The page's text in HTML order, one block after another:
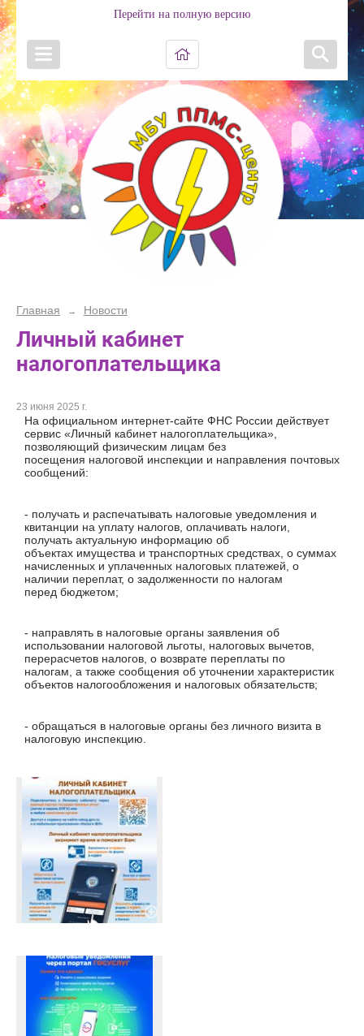
Перейти на полную версию
Главная → Новости
Личный кабинет
налогоплательщика
23 июня 2025 г.
На официальном интернет-сайте ФНС России действует
сервис «Личный кабинет налогоплательщика»,
позволяющий физическим лицам без
посещения налоговой инспекции и направления почтовых
сообщений:
- получать и распечатывать налоговые уведомления и
квитанции на уплату налогов, оплачивать налоги,
получать актуальную информацию об
объектах имущества и транспортных средствах, о суммах
начисленных и уплаченных налоговых платежей, о
наличии переплат, о задолженности по налогам
перед бюджетом;
- направлять в налоговые органы заявления об
использовании налоговой льготы, налоговых вычетов,
перерасчетов налогов, о возврате переплаты по
налогам, а также сообщения об уточнении характеристик
объектов налогообложения и налоговых обязательств;
- обращаться в налоговые органы без личного визита в
налоговую инспекцию.